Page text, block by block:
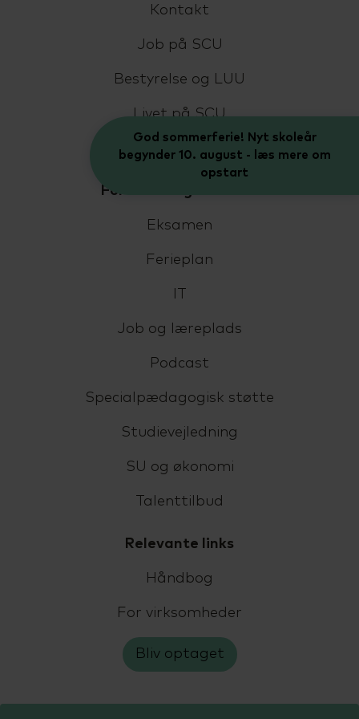
Kontakt
Job på SCU
Bestyrelse og LUU
Livet på SCU
In English
For elever og kursister
Eksamen
Ferieplan
Job og læreplads
Podcast
Specialpædagogisk støtte
Studievejledning
SU og økonomi
Talenttilbud
Relevante links
Håndbog
For virksomheder
Bliv optaget
God sommerferie! Nyt skoleår
begynder 10. august - læs mere om
opstart